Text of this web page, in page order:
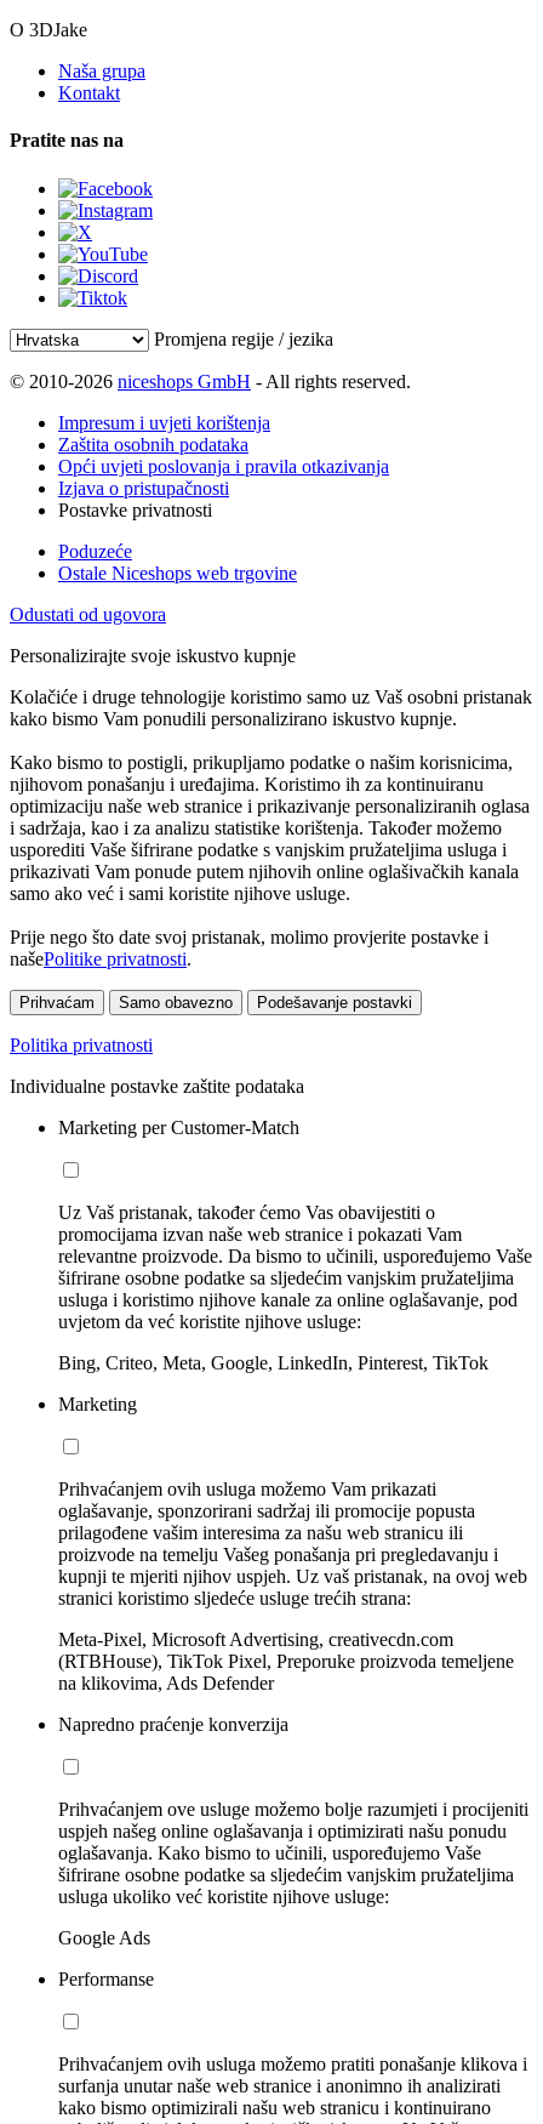
O 3DJake
Naša grupa
Kontakt
Pratite nas na
Promjena regije / jezika
© 2010-2026 niceshops GmbH - All rights reserved.
Impresum i uvjeti korištenja
Zaštita osobnih podataka
Opći uvjeti poslovanja i pravila otkazivanja
Izjava o pristupačnosti
Postavke privatnosti
Poduzeće
Ostale Niceshops web trgovine
Odustati od ugovora
Personalizirajte svoje iskustvo kupnje
Kolačiće i druge tehnologije koristimo samo uz Vaš osobni pristanak
kako bismo Vam ponudili personalizirano iskustvo kupnje.
Kako bismo to postigli, prikupljamo podatke o našim korisnicima,
njihovom ponašanju i uređajima. Koristimo ih za kontinuiranu
optimizaciju naše web stranice i prikazivanje personaliziranih oglasa
i sadržaja, kao i za analizu statistike korištenja. Također možemo
usporediti Vaše šifrirane podatke s vanjskim pružateljima usluga i
prikazivati Vam ponude putem njihovih online oglašivačkih kanala
samo ako već i sami koristite njihove usluge.
Prije nego što date svoj pristanak, molimo provjerite postavke i
našePolitike privatnosti.
Prihvaćam Samo obavezno Podešavanje postavki
Politika privatnosti
Individualne postavke zaštite podataka
Marketing per Customer-Match
Uz Vaš pristanak, također ćemo Vas obavijestiti o
promocijama izvan naše web stranice i pokazati Vam
relevantne proizvode. Da bismo to učinili, uspoređujemo Vaše
šifrirane osobne podatke sa sljedećim vanjskim pružateljima
usluga i koristimo njihove kanale za online oglašavanje, pod
uvjetom da već koristite njihove usluge:
Bing, Criteo, Meta, Google, LinkedIn, Pinterest, TikTok
Marketing
Prihvaćanjem ovih usluga možemo Vam prikazati
oglašavanje, sponzorirani sadržaj ili promocije popusta
prilagođene vašim interesima za našu web stranicu ili
proizvode na temelju Vašeg ponašanja pri pregledavanju i
kupnji te mjeriti njihov uspjeh. Uz vaš pristanak, na ovoj web
stranici koristimo sljedeće usluge trećih strana:
Meta-Pixel, Microsoft Advertising, creativecdn.com
(RTBHouse), TikTok Pixel, Preporuke proizvoda temeljene
na klikovima, Ads Defender
Napredno praćenje konverzija
Prihvaćanjem ove usluge možemo bolje razumjeti i procijeniti
uspjeh našeg online oglašavanja i optimizirati našu ponudu
oglašavanja. Kako bismo to učinili, uspoređujemo Vaše
šifrirane osobne podatke sa sljedećim vanjskim pružateljima
usluga ukoliko već koristite njihove usluge:
Google Ads
Performanse
Prihvaćanjem ovih usluga možemo pratiti ponašanje klikova i
surfanja unutar naše web stranice i anonimno ih analizirati
kako bismo optimizirali našu web stranicu i kontinuirano